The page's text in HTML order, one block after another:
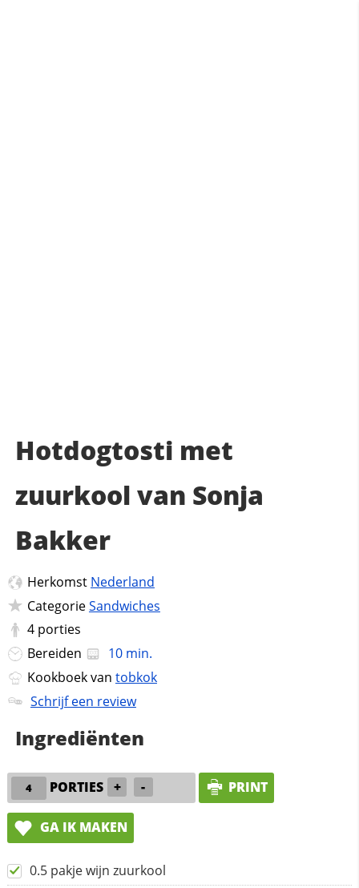
Hotdogtosti met
zuurkool van Sonja
Bakker
Herkomst Nederland
CategorieSandwiches
4 porties
Bereiden
10 min.
Kookboek van tobkok
Schrijf een review
Ingrediënten
PORTIES + - PRINT
GA IK MAKEN
0.5 pakje wijn zuurkool